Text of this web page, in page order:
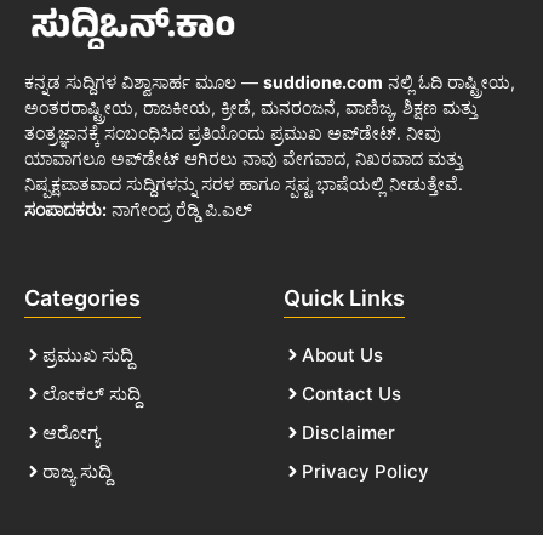
ಕನ್ನಡ ಸುದ್ದಿಗಳ ವಿಶ್ವಾಸಾರ್ಹ ಮೂಲ — suddione.com ನಲ್ಲಿ ಓದಿ ರಾಷ್ಟ್ರೀಯ,
ಅಂತರರಾಷ್ಟ್ರೀಯ, ರಾಜಕೀಯ, ಕ್ರೀಡೆ, ಮನರಂಜನೆ, ವಾಣಿಜ್ಯ, ಶಿಕ್ಷಣ ಮತ್ತು
ತಂತ್ರಜ್ಞಾನಕ್ಕೆ ಸಂಬಂಧಿಸಿದ ಪ್ರತಿಯೊಂದು ಪ್ರಮುಖ ಅಪ್‌ಡೇಟ್. ನೀವು
ಯಾವಾಗಲೂ ಅಪ್‌ಡೇಟ್ ಆಗಿರಲು ನಾವು ವೇಗವಾದ, ನಿಖರವಾದ ಮತ್ತು
ನಿಷ್ಪಕ್ಷಪಾತವಾದ ಸುದ್ದಿಗಳನ್ನು ಸರಳ ಹಾಗೂ ಸ್ಪಷ್ಟ ಭಾಷೆಯಲ್ಲಿ ನೀಡುತ್ತೇವೆ.
ಸಂಪಾದಕರು: ನಾಗೇಂದ್ರ ರೆಡ್ಡಿ ಪಿ.ಎಲ್
Categories
ಪ್ರಮುಖ ಸುದ್ದಿ
ಲೋಕಲ್ ಸುದ್ದಿ
ಆರೋಗ್ಯ
ರಾಜ್ಯ ಸುದ್ದಿ
Quick Links
About Us
Contact Us
Disclaimer
Privacy Policy